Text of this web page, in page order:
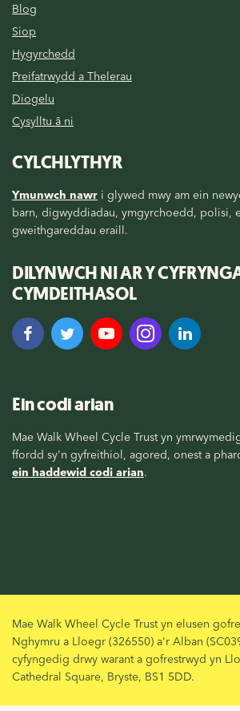
Blog
Siop
Hygyrchedd
Preifatrwydd a Thelerau
Diogelu
Cysylltu â ni
CYLCHLYTHYR
Ymunwch nawr i glywed mwy am ein
barn, digwyddiadau, ymgyrchoedd, polisi,
gweithgareddau eraill.
DILYNWCH NI AR Y
CYMDEITHASOL
Ein codi arian
Mae Walk Wheel Cycle Trust yn
ffordd sy'n gyfreithiol, agored, onest a
ein haddewid codi arian.
Mae Walk Wheel Cycle Trust yn elusen
Nghymru a Lloegr (326550) a'r Alban
cyfyngedig drwy warant a gofrestrwyd yn
Cathedral Square, Bryste, BS1 5DD.